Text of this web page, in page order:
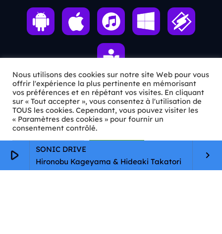
play_arrow
SONIC DRIVE
Hironobu Kageyama & Hideaki Takatori
keyboard_arrow_right
ℹ️ INFOS PRATIQUES
✉️Contact
🦊Qui sommes-nous ?
📄
Mentions légales
Nous utilisons des cookies sur notre site Web pour vous
offrir l'expérience la plus pertinente en mémorisant
vos préférences et en répétant vos visites. En cliquant
sur « Tout accepter », vous consentez à l'utilisation de
TOUS les cookies. Cependant, vous pouvez visiter les
« Paramètres des cookies » pour fournir un
consentement contrôlé.
Paramètres Cookie